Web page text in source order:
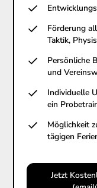
Förderung
Taktik,
Persönliche
und
Individuelle
ein
Möglichkeit
tägigen
Jetzt